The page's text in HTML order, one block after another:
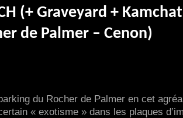
(+ Graveyard +
de Palmer – Cenon)
du Rocher de Palmer en cet
« exotisme » dans les plaques